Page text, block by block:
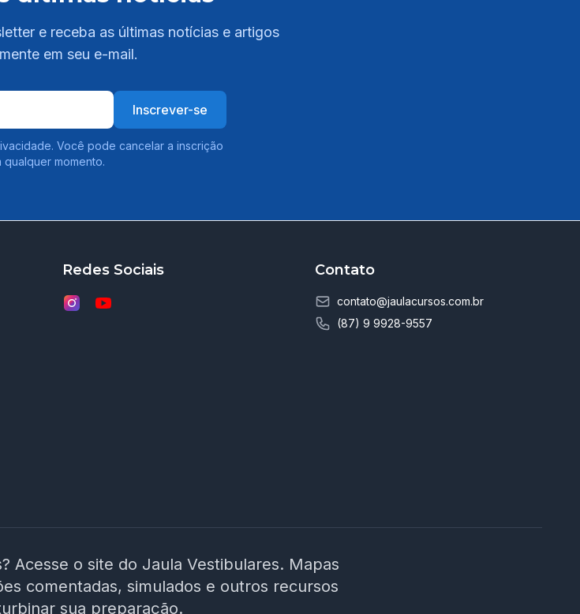
e receba as últimas notícias e artigos
em seu e-mail.
Inscrever-se
Você pode cancelar a inscrição
qualquer momento.
Redes Sociais Contato
contato@jaulacursos.com.br
(87) 9 9928-9557
Acesse o site do Jaula Vestibulares. Mapas
comentadas, simulados e outros recursos
sua preparação.